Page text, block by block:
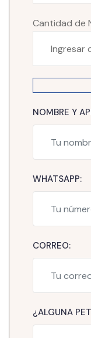
Cantidad de
NOMBRE Y
WHATSAPP:
CORREO:
¿ALGUNA